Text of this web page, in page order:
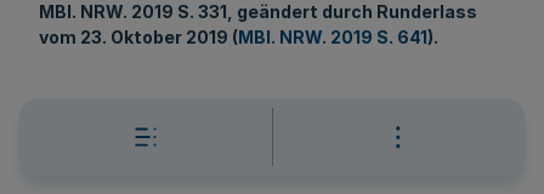
MBl. NRW. 2019 S. 331, geändert durch Runderlass
vom 23. Oktober 2019 (MBl. NRW. 2019 S. 641).